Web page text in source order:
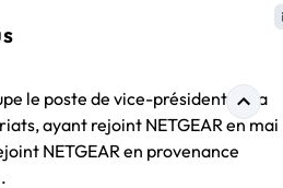
le poste de vice-président de la
ayant rejoint NETGEAR en mai
NETGEAR en provenance